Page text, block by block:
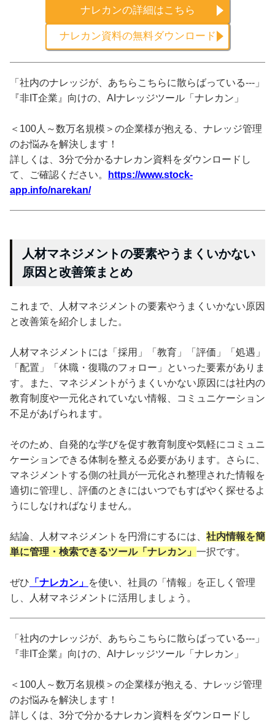
ナレカンの詳細はこちら
ナレカン資料の無料ダウンロード
「社内のナレッジが、あちらこちらに散らばっている---」
『非IT企業』向けの、AIナレッジツール「ナレカン」
＜100人～数万名規模＞の企業様が抱える、ナレッジ管理
のお悩みを解決します！
詳しくは、3分で分かるナレカン資料をダウンロードし
て、ご確認ください。
https://www.stock-
app.info/narekan/
人材マネジメントの要素やうまくいかない
原因と改善策まとめ
これまで、人材マネジメントの要素やうまくいかない原因
と改善策を紹介しました。
人材マネジメントには「採用」「教育」「評価」「処遇」
「配置」「休職・復職のフォロー」といった要素がありま
す。また、マネジメントがうまくいかない原因には社内の
教育制度や一元化されていない情報、コミュニケーション
不足があげられます。
そのため、自発的な学びを促す教育制度や気軽にコミュニ
ケーションできる体制を整える必要があります。さらに、
マネジメントする側の社員が一元化され整理された情報を
適切に管理し、評価のときにはいつでもすばやく探せるよ
うにしなければなりません。
結論、人材マネジメントを円滑にするには、 社内情報を簡
単に管理・検索できるツール「ナレカン」 一択です。
ぜひ 「ナレカン」 を使い、社員の「情報」を正しく管理
し、人材マネジメントに活用しましょう。
「社内のナレッジが、あちらこちらに散らばっている---」
『非IT企業』向けの、AIナレッジツール「ナレカン」
＜100人～数万名規模＞の企業様が抱える、ナレッジ管理
のお悩みを解決します！
詳しくは、3分で分かるナレカン資料をダウンロードし